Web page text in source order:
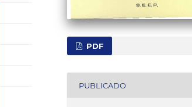
PDF
PUBLICADO